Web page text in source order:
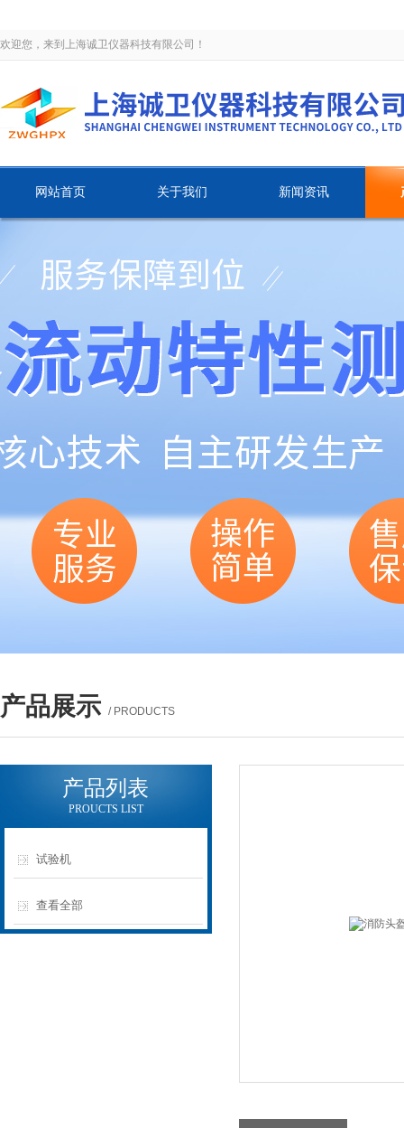
欢迎您，来到上海诚卫仪器科技有限公司！
网站首页 关于我们 新闻资讯
产品展示 / PRODUCTS
产品列表
PROUCTS LIST
试验机
查看全部